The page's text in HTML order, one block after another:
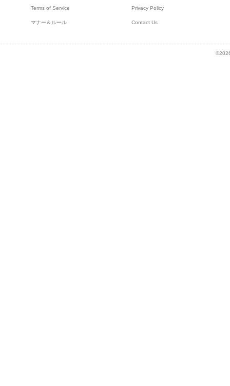
Terms of Service Privacy Policy
マナー＆ルール Contact Us